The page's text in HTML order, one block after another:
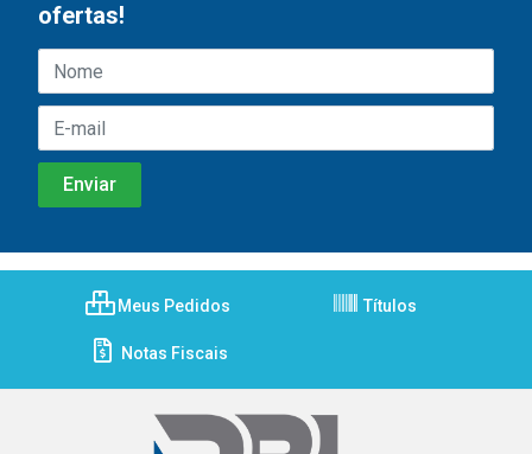
ofertas!
Meus Pedidos Títulos
Notas Fiscais